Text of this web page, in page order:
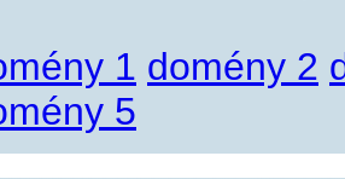
1 domény 2
5